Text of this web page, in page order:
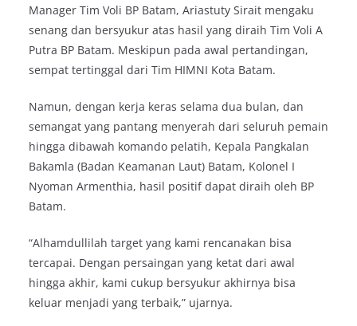
Manager Tim Voli BP Batam, Ariastuty Sirait mengaku
senang dan bersyukur atas hasil yang diraih Tim Voli A
Putra BP Batam. Meskipun pada awal pertandingan,
sempat tertinggal dari Tim HIMNI Kota Batam.
Namun, dengan kerja keras selama dua bulan, dan
semangat yang pantang menyerah dari seluruh pemain
hingga dibawah komando pelatih, Kepala Pangkalan
Bakamla (Badan Keamanan Laut) Batam, Kolonel I
Nyoman Armenthia, hasil positif dapat diraih oleh BP
Batam.
“Alhamdullilah target yang kami rencanakan bisa
tercapai. Dengan persaingan yang ketat dari awal
hingga akhir, kami cukup bersyukur akhirnya bisa
keluar menjadi yang terbaik,” ujarnya.